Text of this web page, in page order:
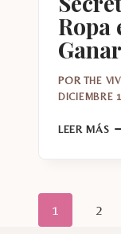
Ropa
POR THE
DICIEMBRE
LEER MÁS
1 2